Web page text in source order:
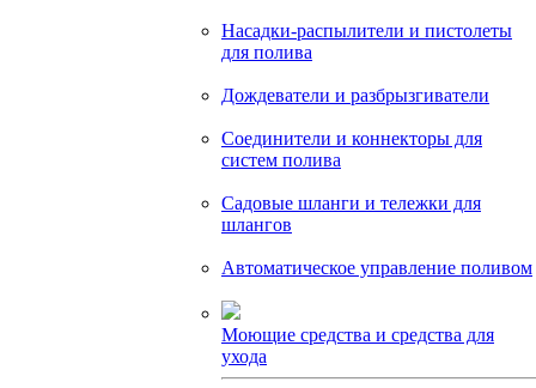
Насадки-распылители и пистолеты
для полива
Дождеватели и разбрызгиватели
Соединители и коннекторы для
систем полива
Садовые шланги и тележки для
шлангов
Автоматическое управление поливом
Моющие средства и средства для
ухода